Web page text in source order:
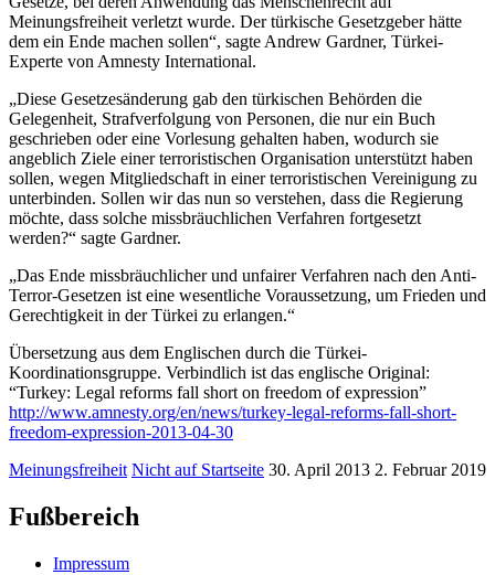
Meinungsfreiheit verletzt wurde. Der türkische Gesetzgeber hätte
dem ein Ende machen sollen“, sagte Andrew Gardner, Türkei-
Experte von Amnesty International.
„Diese Gesetzesänderung gab den türkischen Behörden die
Gelegenheit, Strafverfolgung von Personen, die nur ein Buch
geschrieben oder eine Vorlesung gehalten haben, wodurch sie
angeblich Ziele einer terroristischen Organisation unterstützt haben
sollen, wegen Mitgliedschaft in einer terroristischen Vereinigung zu
unterbinden. Sollen wir das nun so verstehen, dass die Regierung
möchte, dass solche missbräuchlichen Verfahren fortgesetzt
werden?“ sagte Gardner.
„Das Ende missbräuchlicher und unfairer Verfahren nach den Anti-
Terror-Gesetzen ist eine wesentliche Voraussetzung, um Frieden und
Gerechtigkeit in der Türkei zu erlangen.“
Übersetzung aus dem Englischen durch die Türkei-
Koordinationsgruppe. Verbindlich ist das englische Original:
“Turkey: Legal reforms fall short on freedom of expression”
http://www.amnesty.org/en/news/turkey-legal-reforms-fall-short-
freedom-expression-2013-04-30
Meinungsfreiheit Nicht auf Startseite 30. April 2013 2. Februar 2019
Fußbereich
Impressum